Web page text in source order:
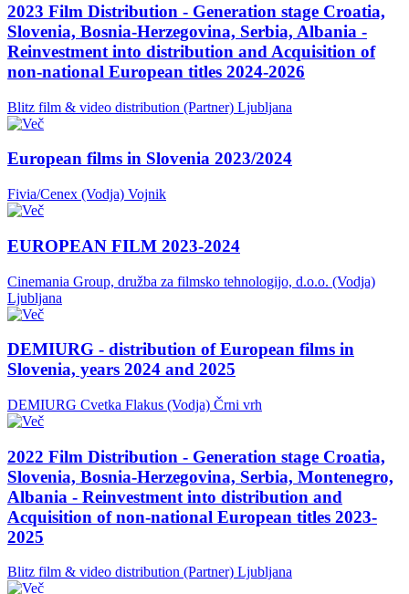
2023 Film Distribution - Generation stage Croatia,
Slovenia, Bosnia-Herzegovina, Serbia, Albania -
Reinvestment into distribution and Acquisition of
non-national European titles 2024-2026
Blitz film & video distribution (Partner) Ljubljana
European films in Slovenia 2023/2024
Fivia/Cenex (Vodja) Vojnik
EUROPEAN FILM 2023-2024
Cinemania Group, družba za filmsko tehnologijo, d.o.o. (Vodja)
Ljubljana
DEMIURG - distribution of European films in
Slovenia, years 2024 and 2025
DEMIURG Cvetka Flakus (Vodja) Črni vrh
2022 Film Distribution - Generation stage Croatia,
Slovenia, Bosnia-Herzegovina, Serbia, Montenegro,
Albania - Reinvestment into distribution and
Acquisition of non-national European titles 2023-
2025
Blitz film & video distribution (Partner) Ljubljana